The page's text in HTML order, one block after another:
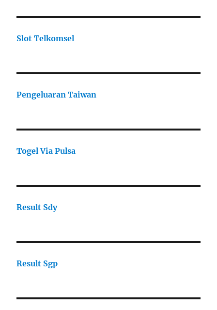
Slot Telkomsel
Pengeluaran Taiwan
Togel Via Pulsa
Result Sdy
Result Sgp